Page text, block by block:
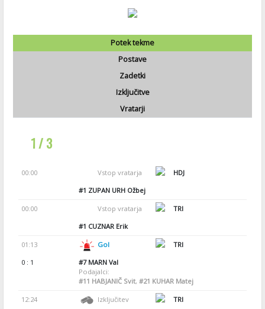
Potek tekme
Postave
Zadetki
Izključitve
Vratarji
1 / 3
00:00 Vstop vratarja
HDJ
#1 ZUPAN URH Ožbej
00:00 Vstop vratarja
TRI
#1 CUZNAR Erik
01:13 Gol
TRI
0 : 1
#7MARN Val
Podajalci:
#11 HABJANIČ Svit, #21 KUHAR Matej
12:24 Izključitev
TRI